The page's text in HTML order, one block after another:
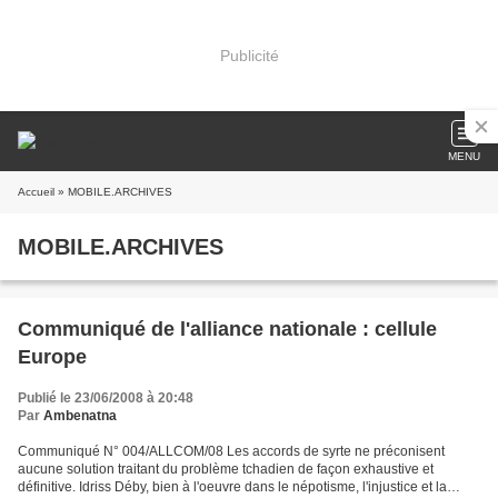
Publicité
MENU
Accueil » MOBILE.ARCHIVES
MOBILE.ARCHIVES
Communiqué de l'alliance nationale : cellule
Europe
Publié le 23/06/2008 à 20:48
Par Ambenatna
Communiqué N° 004/ALLCOM/08 Les accords de syrte ne préconisent
aucune solution traitant du problème tchadien de façon exhaustive et
définitive. Idriss Déby, bien à l'oeuvre dans le népotisme, l'injustice et la